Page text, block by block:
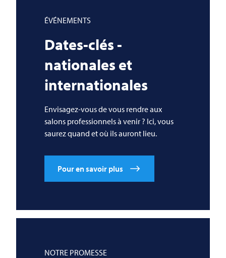
ÉVÉNEMENTS
Dates-clés -
nationales et
internationales
Envisagez-vous de vous rendre aux
salons professionnels à venir ? Ici, vous
saurez quand et où ils auront lieu.
Pour en savoir plus
NOTRE PROMESSE